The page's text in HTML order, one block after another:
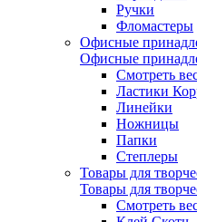
Ручки
Фломастеры
Офисные
Офисные
Смотреть
Ластики
Линейки
Ножницы
Папки
Степлеры
Товары для
Товары для
Смотреть